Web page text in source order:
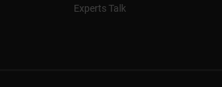
Experts Talk